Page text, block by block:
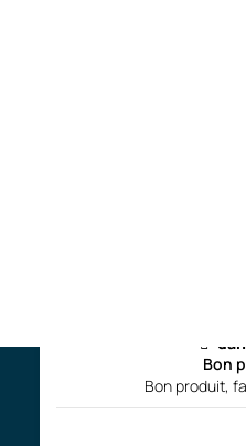
Bon
Bon produit,